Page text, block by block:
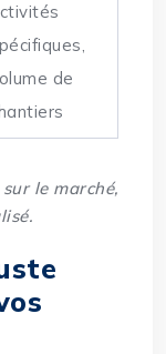
de
le marché,